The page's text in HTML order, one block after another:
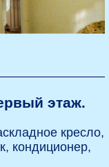
этаж.
кресло,
кондиционер,